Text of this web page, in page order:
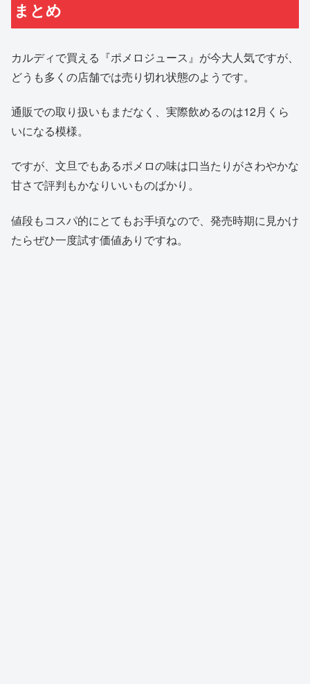
まとめ
カルディで買える『ポメロジュース』が今大人気ですが、
どうも多くの店舗では売り切れ状態のようです。
通販での取り扱いもまだなく、実際飲めるのは12月くら
いになる模様。
ですが、文旦でもあるポメロの味は口当たりがさわやかな
甘さで評判もかなりいいものばかり。
値段もコスパ的にとてもお手頃なので、発売時期に見かけ
たらぜひ一度試す価値ありですね。